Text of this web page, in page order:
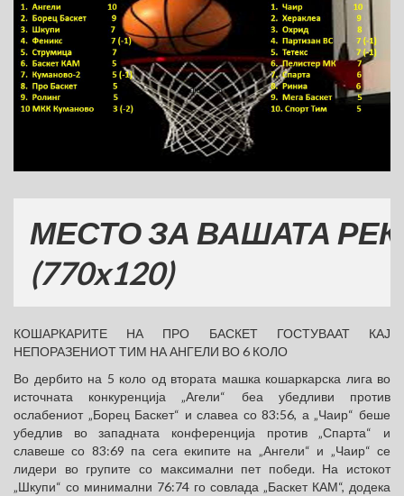
ЗА ВАШАТА
КОШАРКАРИТЕ НА ПРО БАСКЕТ ГОСТУВААТ КАЈ
НЕПОРАЗЕНИОТ ТИМ НА АНГЕЛИ ВО 6 КОЛО
Во дербито на 5 коло од втората машка кошаркарска лига во
источната конкуренција „Агели“ беа убедливи против
ослабениот „Борец Баскет“ и славеа со 83:56, а „Чаир“ беше
убедлив во западната конференција против „Спарта“ и
славеше со 83:69 па сега екипите на „Ангели“ и „Чаир“ се
лидери во групите со максимални пет победи. На истокот
„Шкупи“ со минимални 76:74 го совлада „Баскет КАМ“, додека